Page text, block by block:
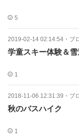
5
2019-02-14 02:14:54 ・ ブ
学童スキー体験＆
1
2018-11-06 12:31:39 ・ ブ
秋のバスハイク
1